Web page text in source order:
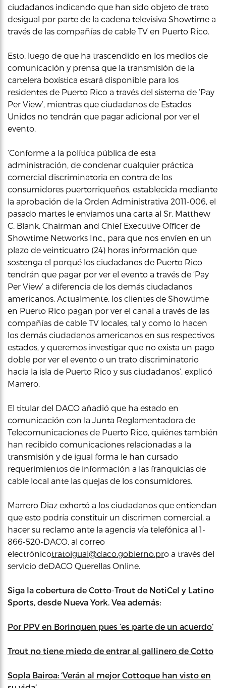
ciudadanos indicando que han sido objeto de trato
desigual por parte de la cadena televisiva Showtime a
través de las compañías de cable TV en Puerto Rico.
Esto, luego de que ha trascendido en los medios de
comunicación y prensa que la transmisión de la
cartelera boxística estará disponible para los
residentes de Puerto Rico a través del sistema de ‘Pay
Per View’, mientras que ciudadanos de Estados
Unidos no tendrán que pagar adicional por ver el
evento.
‘Conforme a la política pública de esta
administración, de condenar cualquier práctica
comercial discriminatoria en contra de los
consumidores puertorriqueños, establecida mediante
la aprobación de la Orden Administrativa 2011-006, el
pasado martes le enviamos una carta al Sr. Matthew
C. Blank, Chairman and Chief Executive Officer de
Showtime Networks Inc., para que nos envíen en un
plazo de veinticuatro (24) horas información que
sostenga el porqué los ciudadanos de Puerto Rico
tendrán que pagar por ver el evento a través de ‘Pay
Per View’ a diferencia de los demás ciudadanos
americanos. Actualmente, los clientes de Showtime
en Puerto Rico pagan por ver el canal a través de las
compañías de cable TV locales, tal y como lo hacen
los demás ciudadanos americanos en sus respectivos
estados, y queremos investigar que no exista un pago
doble por ver el evento o un trato discriminatorio
hacia la isla de Puerto Rico y sus ciudadanos’, explicó
Marrero.
El titular del DACO añadió que ha estado en
comunicación con la Junta Reglamentadora de
Telecomunicaciones de Puerto Rico, quiénes también
han recibido comunicaciones relacionadas a la
transmisión y de igual forma le han cursado
requerimientos de información a las franquicias de
cable local ante las quejas de los consumidores.
Marrero Diaz exhortó a los ciudadanos que entiendan
que esto podría constituir un discrimen comercial, a
hacer su reclamo ante la agencia vía telefónica al 1-
866-520-DACO, al correo
electrónicotratoigual@daco.gobierno.pro a través del
servicio deDACO Querellas Online.
Siga la cobertura de Cotto-Trout de NotiCel y Latino
Sports, desde Nueva York. Vea además:
Por PPV en Borinquen pues ‘es parte de un acuerdo’
Trout no tiene miedo de entrar al gallinero de Cotto
Sopla Bairoa: ‘Verán al mejor Cottoque han visto en